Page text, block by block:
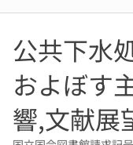
公共下水
およぼす
響,文献展